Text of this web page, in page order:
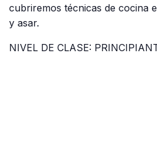
cubriremos técnicas de cocina
y asar.
NIVEL DE CLASE: